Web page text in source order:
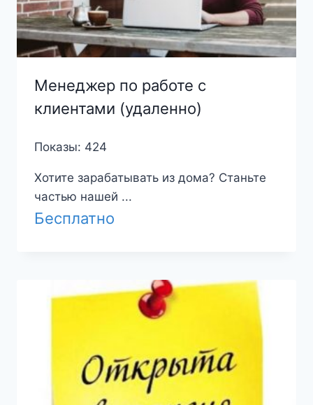
Менеджер по работе с
клиентами (удаленно)
Показы: 424
Хотите зарабатывать из дома? Станьте
частью нашей ...
Бесплатно